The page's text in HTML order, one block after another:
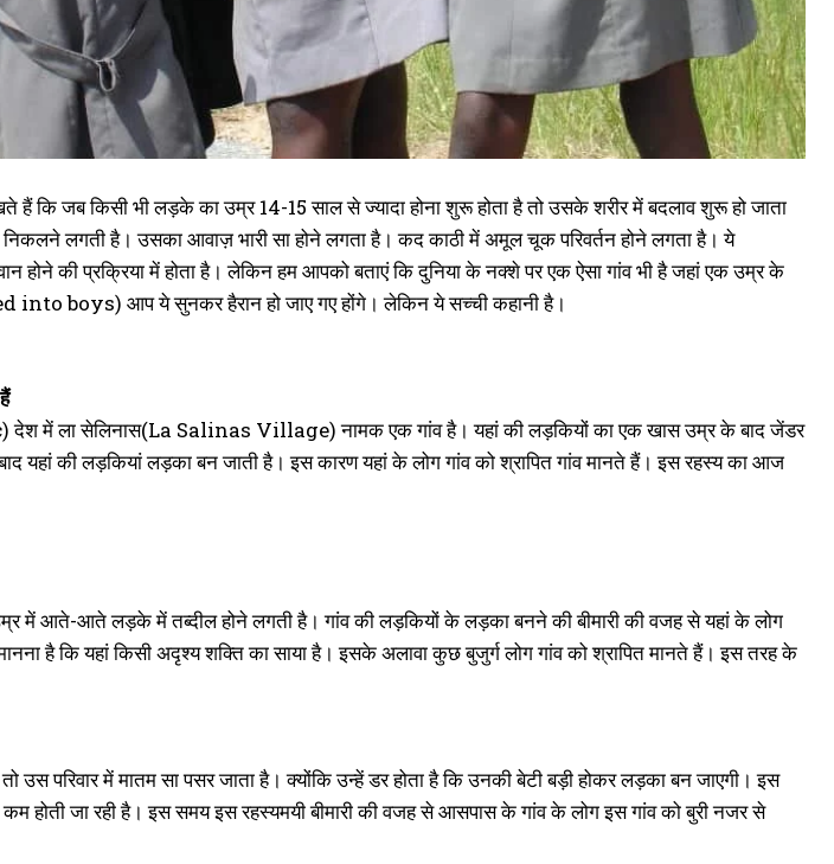
कि जब किसी भी लड़के का उम्र 14-15 साल से ज्यादा होना शुरू होता है तो उसके शरीर में बदलाव शुरू हो जाता
लगती है। उसका आवाज़ भारी सा होने लगता है। कद काठी में अमूल चूक परिवर्तन होने लगता है। ये
होने की प्रक्रिया में होता है। लेकिन हम आपको बताएं कि दुनिया के नक्शे पर एक ऐसा गांव भी है जहां एक उम्र के
into boys) आप ये सुनकर हैरान हो जाए गए होंगे। लेकिन ये सच्ची कहानी है।
में ला सेलिनास(La Salinas Village) नामक एक गांव है। यहां की लड़कियों का एक खास उम्र के बाद जेंडर
की लड़कियां लड़का बन जाती है। इस कारण यहां के लोग गांव को श्रापित गांव मानते हैं। इस रहस्य का आज
में आते-आते लड़के में तब्दील होने लगती है। गांव की लड़कियों के लड़का बनने की बीमारी की वजह से यहां के लोग
है कि यहां किसी अदृश्य शक्ति का साया है। इसके अलावा कुछ बुजुर्ग लोग गांव को श्रापित मानते हैं। इस तरह के
उस परिवार में मातम सा पसर जाता है। क्योंकि उन्हें डर होता है कि उनकी बेटी बड़ी होकर लड़का बन जाएगी। इस
कम होती जा रही है। इस समय इस रहस्यमयी बीमारी की वजह से आसपास के गांव के लोग इस गांव को बुरी नजर से